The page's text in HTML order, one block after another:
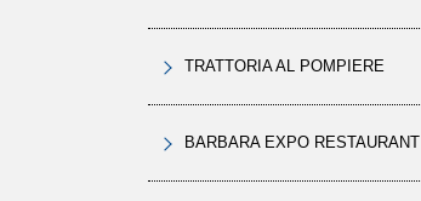
TRATTORIA AL POMPIERE
BARBARA EXPO RESTAURANT